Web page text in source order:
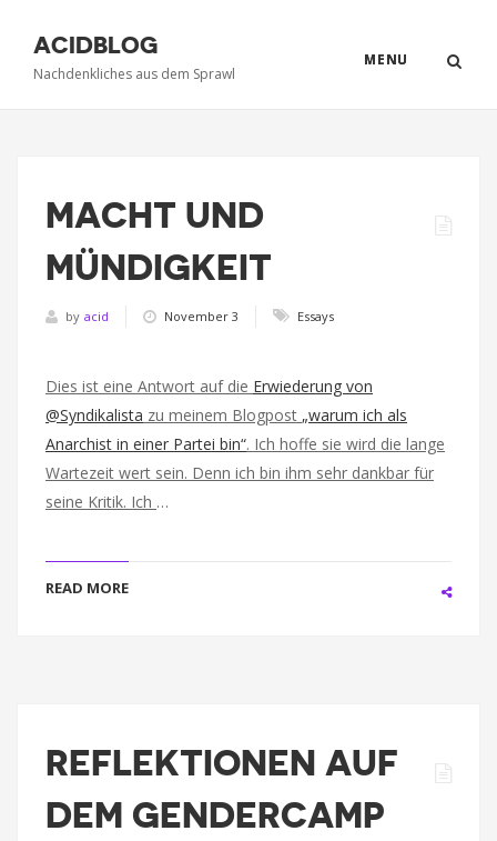
MENU
ACIDBLOG
Nachdenkliches aus dem Sprawl
MACHT UND
MÜNDIGKEIT
by acid November 3 Essays
Dies ist eine Antwort auf die Erwiederung von
@Syndikalista zu meinem Blogpost „warum ich als
Anarchist in einer Partei bin“. Ich hoffe sie wird die lange
Wartezeit wert sein. Denn ich bin ihm sehr dankbar für
seine Kritik. Ich …
READ MORE
REFLEKTIONEN AUF
DEM GENDERCAMP